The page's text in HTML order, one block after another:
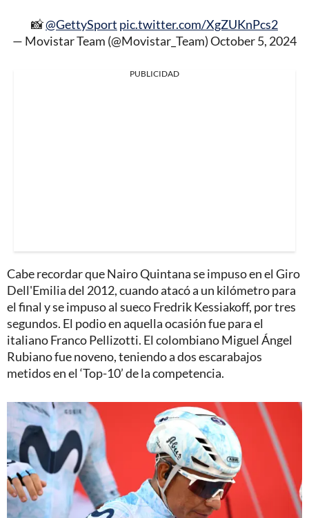
📸@GettySport pic.twitter.com/XgZUKnPcs2
— Movistar Team (@Movistar_Team)October 5, 2024
PUBLICIDAD
Cabe recordar que Nairo Quintana se impuso en el Giro
Dell'Emilia del 2012, cuando atacó a un kilómetro para
el final y se impuso al sueco Fredrik Kessiakoff, por tres
segundos. El podio en aquella ocasión fue para el
italiano Franco Pellizotti. El colombiano Miguel Ángel
Rubiano fue noveno, teniendo a dos escarabajos
metidos en el ‘Top-10’ de la competencia.